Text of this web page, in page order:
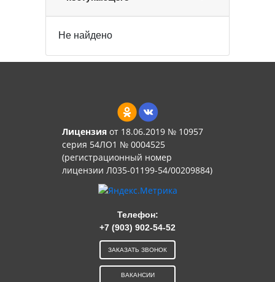
Не найдено
Лицензияот 18.06.2019 № 10957
серия 54ЛО1 № 0004525
(регистрационный номер
лицензии Л035-01199-54/00209884)
Телефон:
+7 (903) 902-54-52
ЗАКАЗАТЬ ЗВОНОК
ВАКАНСИИ